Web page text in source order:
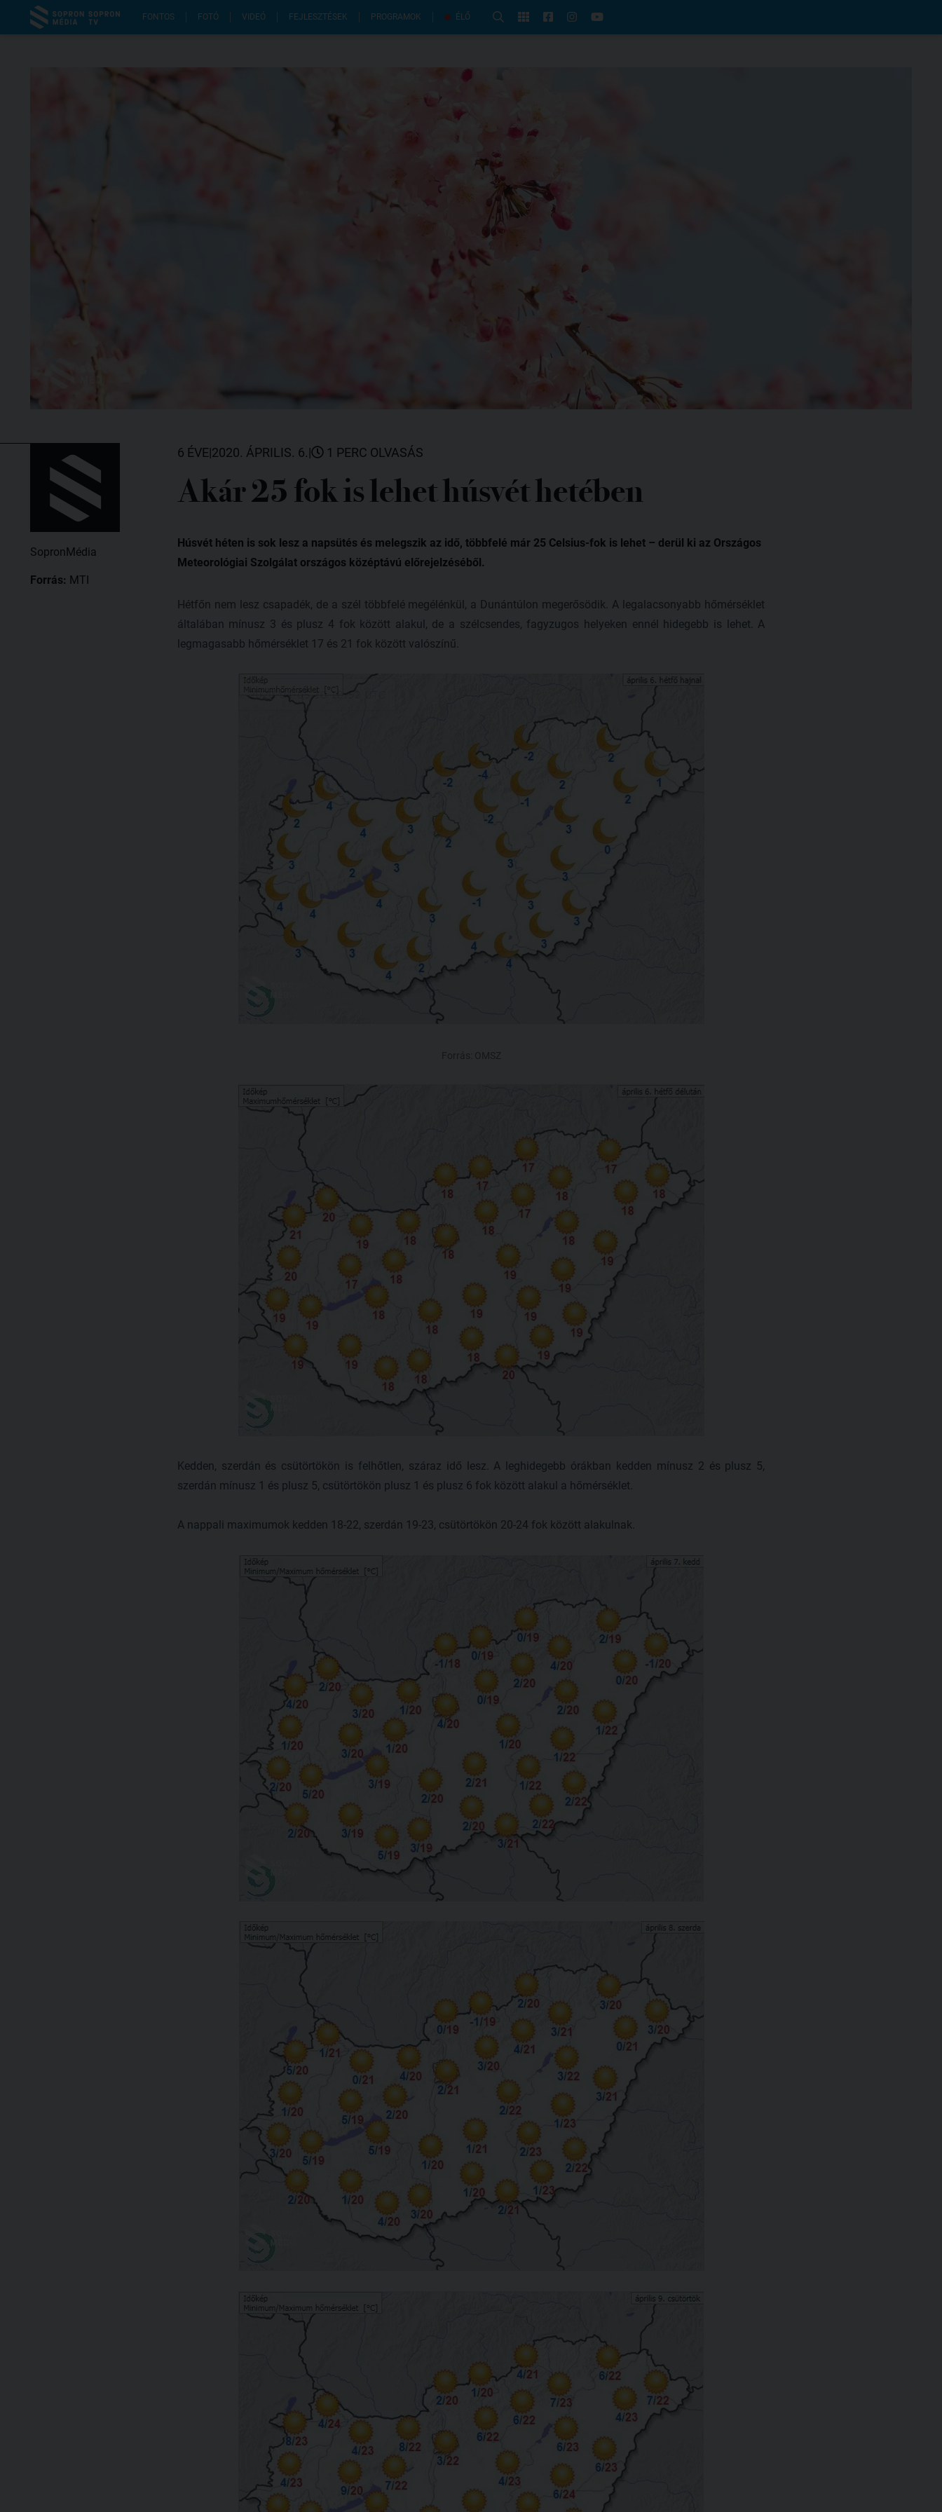
FONTOS FOTÓ VIDEÓ FEJLESZTÉSEK PROGRAMOK ÉLŐ
SopronMédia
Forrás: MTI
6 ÉVE|2020. ÁPRILIS. 6.| 1 PERC OLVASÁS
Akár 25 fok is lehet húsvét hetében
Húsvét héten is sok lesz a napsütés és melegszik az idő, többfelé már 25 Celsius-fok is lehet – derül ki az Országos
Meteorológiai Szolgálat országos középtávú előrejelzéséből.
Hétfőn nem lesz csapadék, de a szél többfelé megélénkül, a Dunántúlon megerősödik. A legalacsonyabb hőmérséklet
általában mínusz 3 és plusz 4 fok között alakul, de a szélcsendes, fagyzugos helyeken ennél hidegebb is lehet. A
legmagasabb hőmérséklet 17 és 21 fok között valószínű.
Kedden, szerdán és csütörtökön is felhőtlen, száraz idő lesz. A leghidegebb órákban kedden mínusz 2 és plusz 5,
szerdán mínusz 1 és plusz 5, csütörtökön plusz 1 és plusz 6 fok között alakul a hőmérséklet.
A nappali maximumok kedden 18-22, szerdán 19-23, csütörtökön 20-24 fok között alakulnak.